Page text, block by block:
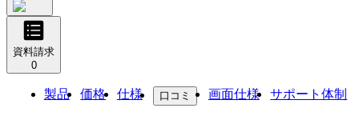
資料請求
0
製品 価格 仕様 口コミ 画面仕様 サポート体制